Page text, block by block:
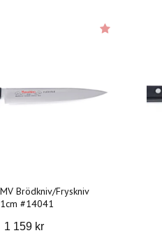
Brödkniv/Fryskniv
#14041
1 159 kr